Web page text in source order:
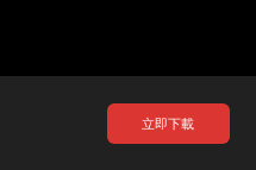
立即下載